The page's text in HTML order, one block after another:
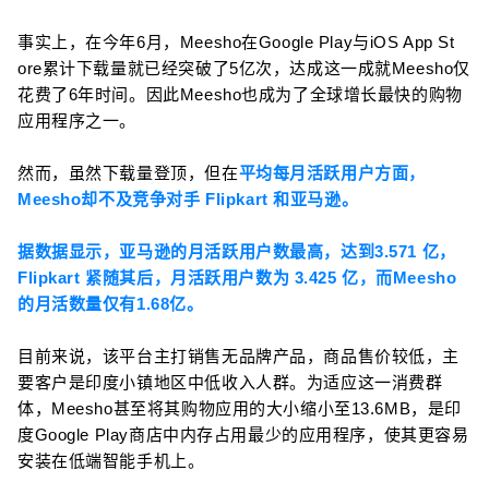
事实上，在今年6月，Meesho在Google Play与iOS App St
ore累计下载量就已经突破了5亿次，达成这一成就Meesho仅
花费了6年时间。因此Meesho也成为了全球增长最快的购物
应用程序之一。
然而，虽然下载量登顶，但在平均每月活跃用户方面，
Meesho却不及竞争对手 Flipkart 和亚马逊。
据数据显示，亚马逊的月活跃用户数最高，达到3.571 亿，
Flipkart 紧随其后，月活跃用户数为 3.425 亿，而Meesho
的月活数量仅有1.68亿。
目前来说，该平台主打销售无品牌产品，商品售价较低，主
要客户是印度小镇地区中低收入人群。为适应这一消费群
体，Meesho甚至将其购物应用的大小缩小至13.6MB，是印
度Google Play商店中内存占用最少的应用程序，使其更容易
安装在低端智能手机上。